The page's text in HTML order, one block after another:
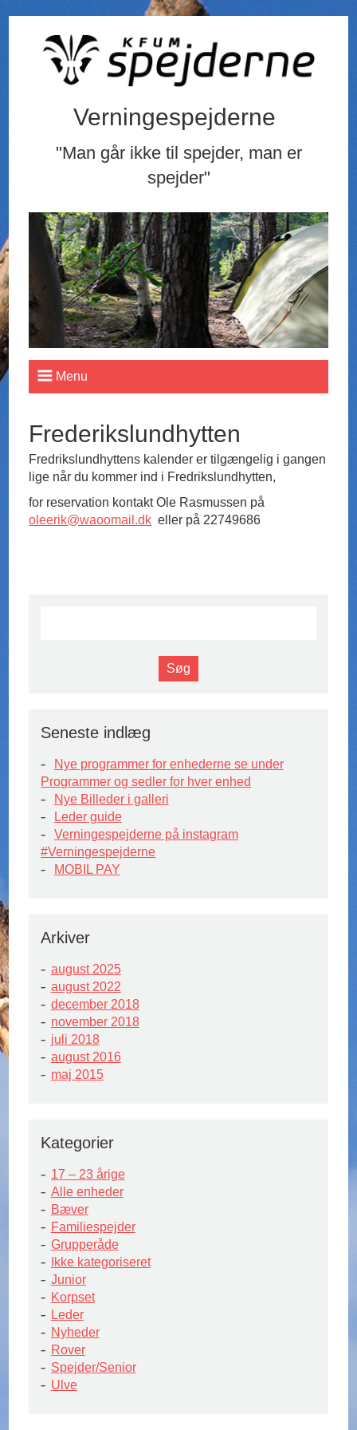
Verningespejderne
"Man går ikke til spejder, man er
spejder"
Menu
Frederikslundhytten
Fredrikslundhyttens kalender er tilgængelig i gangen
lige når du kommer ind i Fredrikslundhytten,
for reservation kontakt Ole Rasmussen på
oleerik@waoomail.dk eller på 22749686
Seneste indlæg
Nye programmer for enhederne se under
Programmer og sedler for hver enhed
Nye Billeder i galleri
Leder guide
Verningespejderne på instagram
#Verningespejderne
MOBIL PAY
Arkiver
august 2025
august 2022
december 2018
november 2018
juli 2018
august 2016
maj 2015
Kategorier
17 – 23 årige
Alle enheder
Bæver
Familiespejder
Grupperåde
Ikke kategoriseret
Junior
Korpset
Leder
Nyheder
Rover
Spejder/Senior
Ulve